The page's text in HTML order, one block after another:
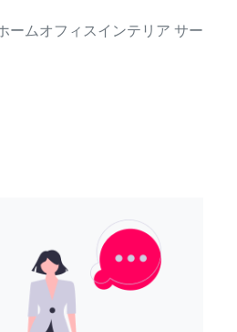
ームオフィスインテリア サー